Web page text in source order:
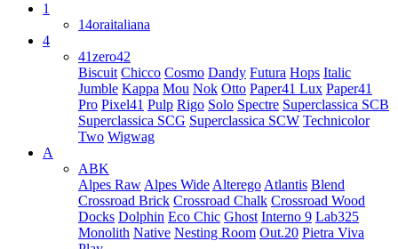
1
14oraitaliana
4
41zero42
Biscuit Chicco Cosmo Dandy Futura Hops Italic
Jumble Kappa Mou Nok Otto Paper41 Lux Paper41
Pro Pixel41 Pulp Rigo Solo Spectre Superclassica SCB
Superclassica SCG Superclassica SCW Technicolor
Two Wigwag
A
ABK
Alpes Raw Alpes Wide Alterego Atlantis Blend
Crossroad Brick Crossroad Chalk Crossroad Wood
Docks Dolphin Eco Chic Ghost Interno 9 Lab325
Monolith Native Nesting Room Out.20 Pietra Viva